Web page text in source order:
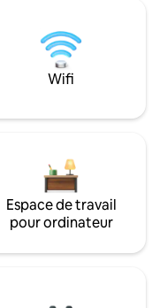
Wifi
Espace de travail
pour ordinateur